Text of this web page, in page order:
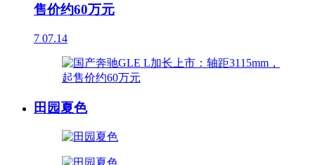
售价约60万元
7 07.14
田园夏色